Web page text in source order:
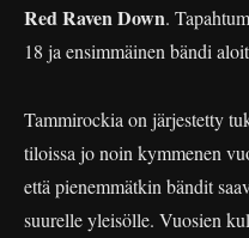
Red Raven Down.
18 ja ensimmäinen bändi
Tammirockia on järjestetty
tiloissa jo noin kymmenen
että pienemmätkin bändit
suurelle yleisölle. Vuosien